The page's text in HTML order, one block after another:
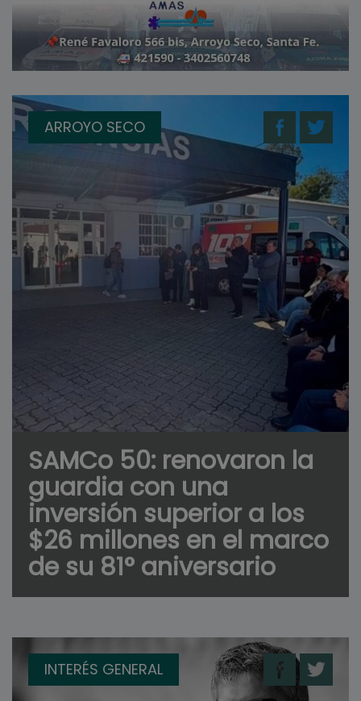
ARROYO SECO
SAMCo 50: renovaron la
guardia con una
inversión superior a los
$26 millones en el marco
de su 81° aniversario
INTERÉS GENERAL